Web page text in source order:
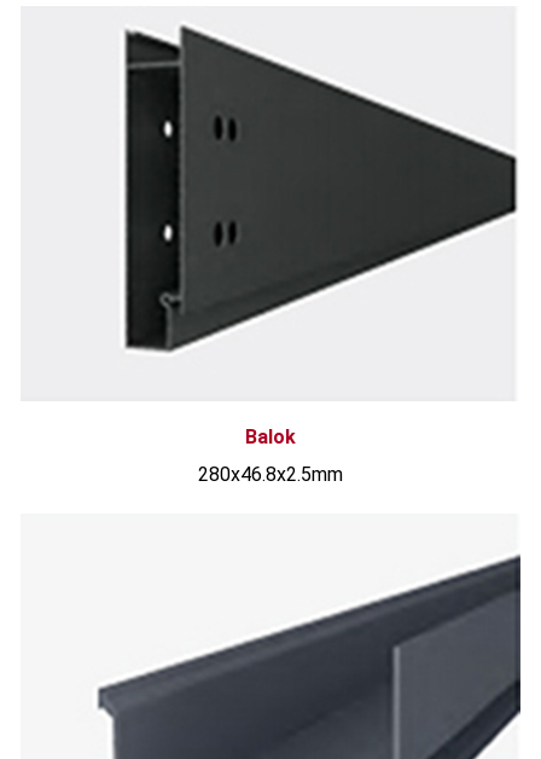
Balok
280x46.8x2.5mm